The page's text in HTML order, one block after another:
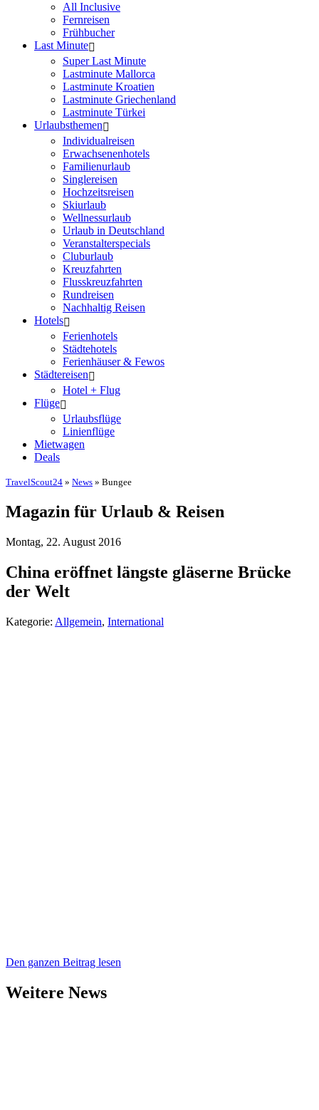
All Inclusive
Fernreisen
Frühbucher
Last Minute
Super Last Minute
Lastminute Mallorca
Lastminute Kroatien
Lastminute Griechenland
Lastminute Türkei
Urlaubsthemen
Individualreisen
Erwachsenenhotels
Familienurlaub
Singlereisen
Hochzeitsreisen
Skiurlaub
Wellnessurlaub
Urlaub in Deutschland
Veranstalterspecials
Cluburlaub
Kreuzfahrten
Flusskreuzfahrten
Rundreisen
Nachhaltig Reisen
Hotels
Ferienhotels
Städtehotels
Ferienhäuser & Fewos
Städtereisen
Hotel + Flug
Flüge
Urlaubsflüge
Linienflüge
Mietwagen
Deals
TravelScout24 » News » Bungee
Magazin für Urlaub & Reisen
Montag, 22. August 2016
China eröffnet längste gläserne Brücke
der Welt
Kategorie: Allgemein, International
Den ganzen Beitrag lesen
Weitere News